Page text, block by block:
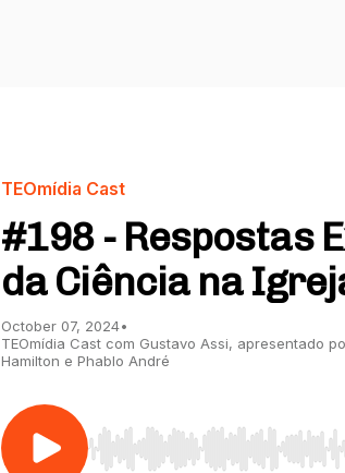
TEOmídia Cast
#198 - Respostas
da Ciência na
October 07, 2024•
TEOmídia Cast com Gustavo Assi, apresentado
Hamilton e Phablo André
Use Left/Right to seek, Home/